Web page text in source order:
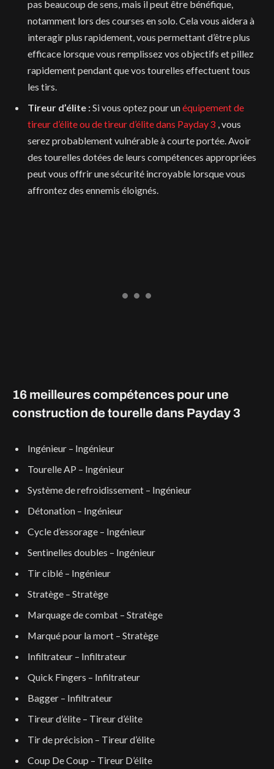
pas beaucoup de sens, mais il peut être bénéfique,
notamment lors des courses en solo. Cela vous aidera à
interagir plus rapidement, vous permettant d’être plus
efficace lorsque vous remplissez vos objectifs et pillez
rapidement pendant que vos tourelles effectuent tous
les tirs.
Tireur d’élite :Si vous optez pour unéquipement de
tireur d’élite ou de tireur d’élite dans Payday 3 , vous
serez probablement vulnérable à courte portée. Avoir
des tourelles dotées de leurs compétences appropriées
peut vous offrir une sécurité incroyable lorsque vous
affrontez des ennemis éloignés.
16 meilleures compétences pour une
construction de tourelle dans Payday 3
Ingénieur – Ingénieur
Tourelle AP – Ingénieur
Système de refroidissement – Ingénieur
Détonation – Ingénieur
Cycle d’essorage – Ingénieur
Sentinelles doubles – Ingénieur
Tir ciblé – Ingénieur
Stratège – Stratège
Marquage de combat – Stratège
Marqué pour la mort – Stratège
Infiltrateur – Infiltrateur
Quick Fingers – Infiltrateur
Bagger – Infiltrateur
Tireur d’élite – Tireur d’élite
Tir de précision – Tireur d’élite
Coup De Coup – Tireur D’élite